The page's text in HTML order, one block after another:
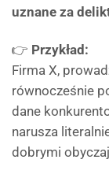
uznane za
👉 Przykład:
Firma X,
równocześnie
dane
narusza
dobrymi